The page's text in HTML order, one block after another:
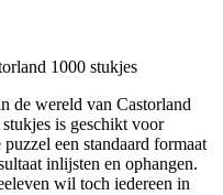
1000 stukjes
de wereld van Castorland
is geschikt voor
een standaard formaat
inlijsten en ophangen.
wil toch iedereen in